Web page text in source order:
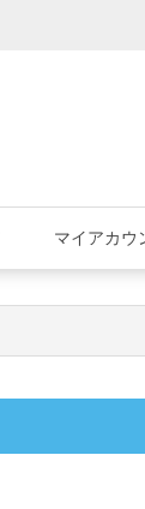
マイアカウ